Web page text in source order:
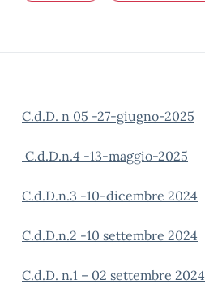
C.d.D. n 05 -27-giugno-2025
C.d.D.n.4 -13-maggio-2025
C.d.D.n.3 -10-dicembre 2024
C.d.D.n.2 -10 settembre 2024
C.d.D. n.1 – 02 settembre 2024